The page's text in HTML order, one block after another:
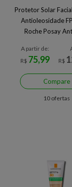
Protetor Solar
Antioleosidade
Roche Posay
A partir de:
R$ 75,99
R$
Compare
10 ofertas